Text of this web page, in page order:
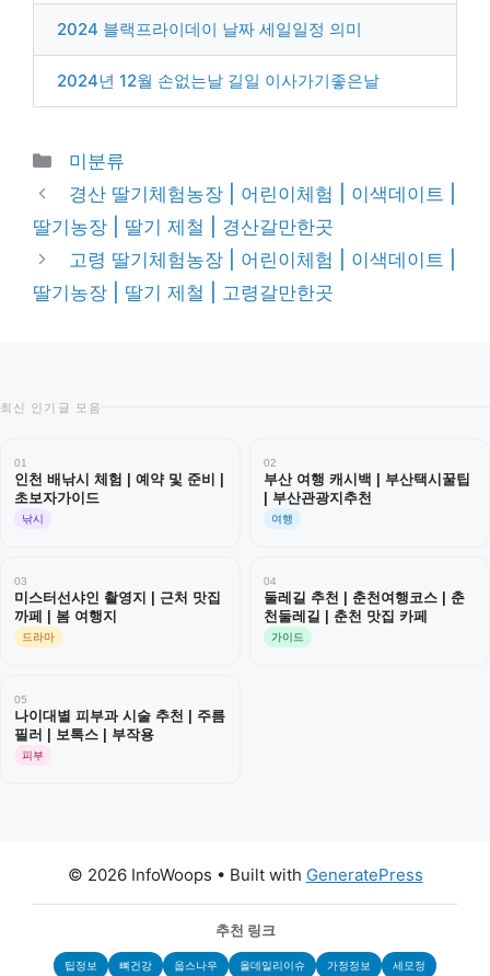
2024 블랙프라이데이 날짜 세일일정 의미
2024년 12월 손없는날 길일 이사가기좋은날
Categories
미분류
경산 딸기체험농장 | 어린이체험 | 이색데이트 |
딸기농장 | 딸기 제철 | 경산갈만한곳
고령 딸기체험농장 | 어린이체험 | 이색데이트 |
딸기농장 | 딸기 제철 | 고령갈만한곳
최신 인기글 모음
01
인천 배낚시 체험 | 예약 및 준비 |
초보자가이드
낚시
02
부산 여행 캐시백 | 부산택시꿀팁
| 부산관광지추천
여행
03
미스터선샤인 촬영지 | 근처 맛집
까페 | 봄 여행지
드라마
04
둘레길 추천 | 춘천여행코스 | 춘
천둘레길 | 춘천 맛집 카페
가이드
05
나이대별 피부과 시술 추천 | 주름
필러 | 보톡스 | 부작용
피부
© 2026 InfoWoops • Built with GeneratePress
추천 링크
팁정보 뼈건강 웁스나우 올데일리이슈 가정정보 세모정